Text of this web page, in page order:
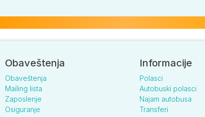
Obaveštenja
Obaveštenja
Mailing lista
Zaposlenje
Osiguranje
Informacije
Polasci
Autobuski polasci
Najam autobusa
Transferi